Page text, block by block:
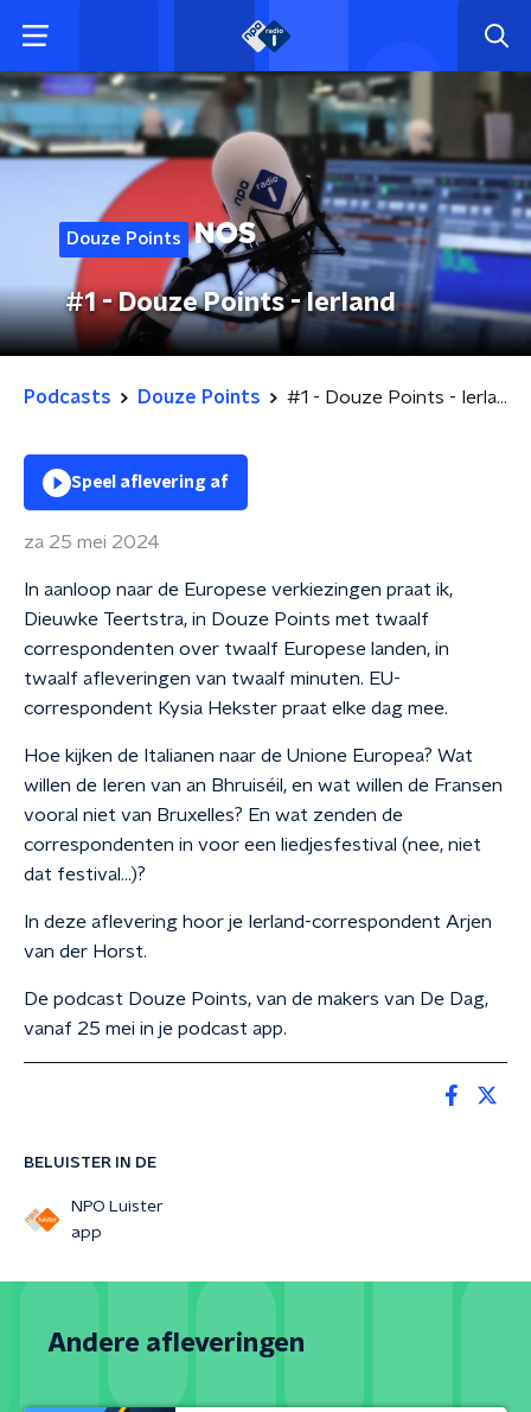
Douze Points
#1 - Douze Points - Ierland
Podcasts Douze Points #1 - Douze Points - Ierland
BELUISTER IN DE
NPO Luister
app
Speel aflevering af
za 25 mei 2024
In aanloop naar de Europese verkiezingen praat ik,
Dieuwke Teertstra, in Douze Points met twaalf
correspondenten over twaalf Europese landen, in
twaalf afleveringen van twaalf minuten. EU-
correspondent Kysia Hekster praat elke dag mee.
Hoe kijken de Italianen naar de Unione Europea? Wat
willen de Ieren van an Bhruiséil, en wat willen de Fransen
vooral niet van Bruxelles? En wat zenden de
correspondenten in voor een liedjesfestival (nee, niet
dat festival…)?
In deze aflevering hoor je Ierland-correspondent Arjen
van der Horst.
De podcast Douze Points, van de makers van De Dag,
vanaf 25 mei in je podcast app.
Andere afleveringen